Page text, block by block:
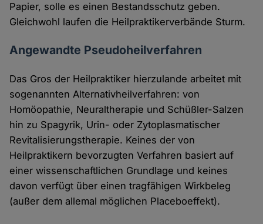
Papier, solle es einen Bestandsschutz geben.
Gleichwohl laufen die Heilpraktikerverbände Sturm.
Angewandte Pseudoheilverfahren
Das Gros der Heilpraktiker hierzulande arbeitet mit
sogenannten Alternativheilverfahren: von
Homöopathie, Neuraltherapie und Schüßler-Salzen
hin zu Spagyrik, Urin- oder Zytoplasmatischer
Revitalisierungstherapie. Keines der von
Heilpraktikern bevorzugten Verfahren basiert auf
einer wissenschaftlichen Grundlage und keines
davon verfügt über einen tragfähigen Wirkbeleg
(außer dem allemal möglichen Placeboeffekt).